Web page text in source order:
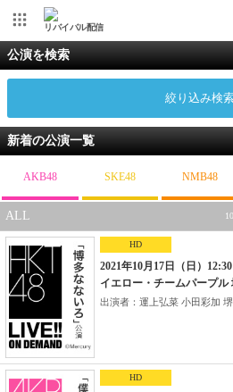
リバイバル配信
公演を検索
絞り込み検
新着の公演一覧
AKB48 SKE48 NMB48
ALL
HD
2021年10月17日（日）
イエロー・チームパープル
出演者：運上弘菜 小田彩加 堺
HD